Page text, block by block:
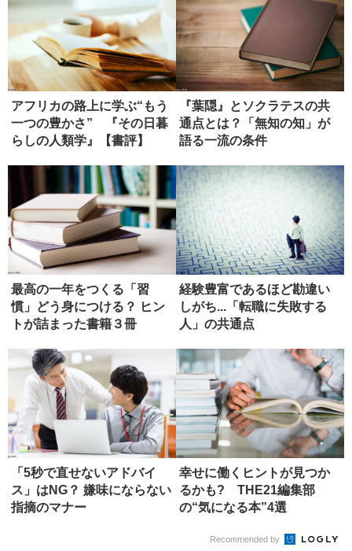
アフリカの路上に学ぶ“もう
一つの豊かさ” 『その日暮
らしの人類学』【書評】
『葉隠』とソクラテスの共
通点とは？「無知の知」が
語る一流の条件
最高の一年をつくる「習
慣」どう身につける？ ヒン
トが詰まった書籍３冊
経験豊富であるほど勘違い
しがち...「転職に失敗する
人」の共通点
「5秒で直せないアドバイ
ス」はNG？ 嫌味にならない
指摘のマナー
幸せに働くヒントが見つか
るかも? THE21編集部
の“気になる本”4選
Recommended by